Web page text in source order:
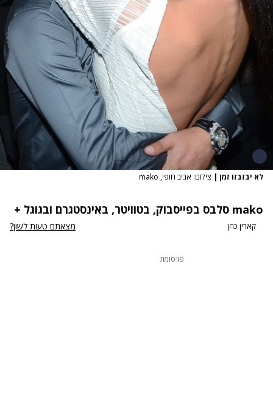
לא יבזבזו זמן | צילום: אביב חופי, mako
mako סלבס בפייסבוק, בטוויטר, באינסטגרם ובגוגל +
קארין כהן מצאתם טעות לשון?
פרסומת